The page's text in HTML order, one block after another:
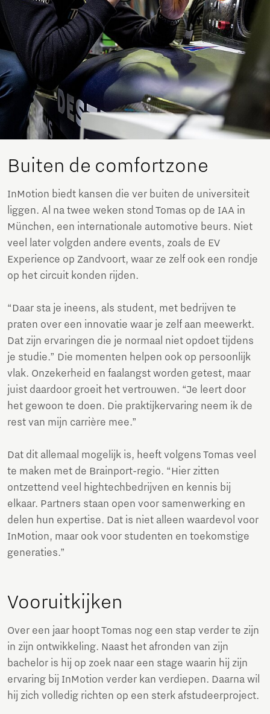
Buiten de comfortzone
InMotion biedt kansen die ver buiten de universiteit
liggen. Al na twee weken stond Tomas op de IAA in
München, een internationale automotive beurs. Niet
veel later volgden andere events, zoals de EV
Experience op Zandvoort, waar ze zelf ook een rondje
op het circuit konden rijden.
“Daar sta je ineens, als student, met bedrijven te
praten over een innovatie waar je zelf aan meewerkt.
Dat zijn ervaringen die je normaal niet opdoet tijdens
je studie.” Die momenten helpen ook op persoonlijk
vlak. Onzekerheid en faalangst worden getest, maar
juist daardoor groeit het vertrouwen. “Je leert door
het gewoon te doen. Die praktijkervaring neem ik de
rest van mijn carrière mee.”
Dat dit allemaal mogelijk is, heeft volgens Tomas veel
te maken met de Brainport-regio. “Hier zitten
ontzettend veel hightechbedrijven en kennis bij
elkaar. Partners staan open voor samenwerking en
delen hun expertise. Dat is niet alleen waardevol voor
InMotion, maar ook voor studenten en toekomstige
generaties.”
Vooruitkijken
Over een jaar hoopt Tomas nog een stap verder te zijn
in zijn ontwikkeling. Naast het afronden van zijn
bachelor is hij op zoek naar een stage waarin hij zijn
ervaring bij InMotion verder kan verdiepen. Daarna wil
hij zich volledig richten op een sterk afstudeerproject.